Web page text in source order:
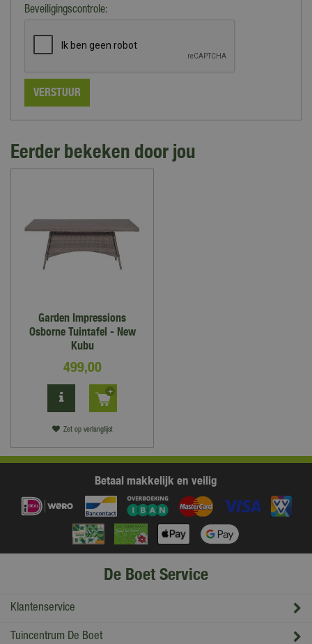
Beveiligingscontrole:
Eerder bekeken door jou
Garden Impressions
Osborne Tuintafel - New
Kubu
499,00
Zet op verlanglijst
Betaal makkelijk en veilig
De Boet Service
Klantenservice
Tuincentrum De Boet